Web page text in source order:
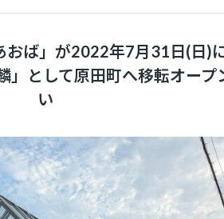
おば」が2022年7月31日(日)
」として原田町へ移転オープ
い